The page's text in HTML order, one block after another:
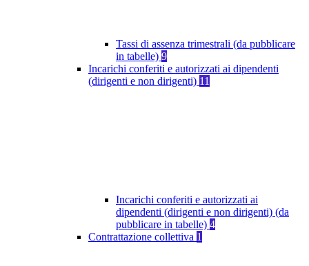
Tassi di assenza trimestrali (da pubblicare
in tabelle) 9
Incarichi conferiti e autorizzati ai dipendenti
(dirigenti e non dirigenti) 11
Incarichi conferiti e autorizzati ai
dipendenti (dirigenti e non dirigenti) (da
pubblicare in tabelle) 4
Contrattazione collettiva 1